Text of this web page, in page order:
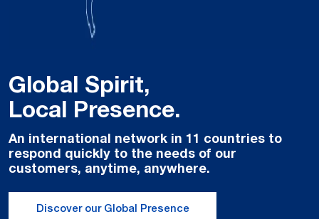
Global Spirit,
Local Presence.
An international network in 11 countries to
respond quickly to the needs of our
customers, anytime, anywhere.
Discover our Global Presence